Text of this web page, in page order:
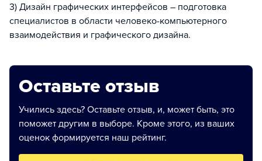
3) Дизайн графических интерфейсов – подготовка
специалистов в области человеко-компьютерного
взаимодействия и графического дизайна.
Оставьте отзыв
Учились здесь? Оставьте отзыв, и, может быть, это
поможет другим в выборе. Кроме этого, из ваших
оценок формируется наш рейтинг.